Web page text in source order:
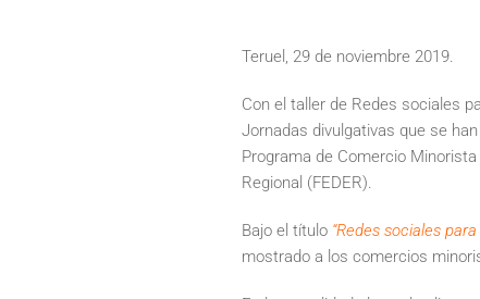
Teruel, 29 de noviembre 2019.
Con el taller de Redes sociales
Jornadas divulgativas que se
Programa de Comercio
Regional (FEDER).
Bajo el título “Redes sociales
mostrado a los comercios